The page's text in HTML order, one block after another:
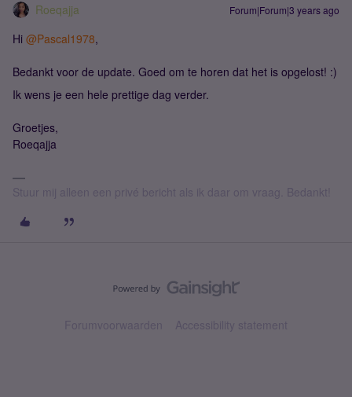
Roeqajja Forum|Forum|3 years ago
Hi @Pascal1978,
Bedankt voor de update. Goed om te horen dat het is opgelost! :)
Ik wens je een hele prettige dag verder.
Groetjes,
Roeqajja
Stuur mij alleen een privé bericht als ik daar om vraag. Bedankt!
Forumvoorwaarden Accessibility statement